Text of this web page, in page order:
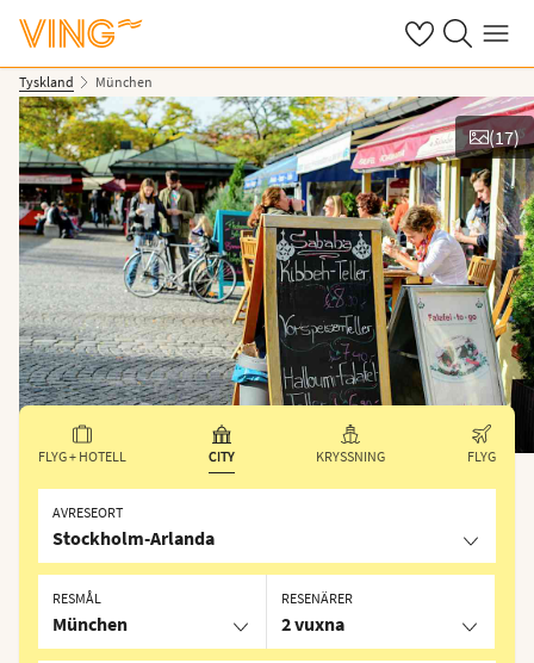
Se dinaSök på ving.se
Meny
Tyskland München
Se bilder
(17)
FLYG + HOTELL CITY KRYSSNING FLYG
AVRESEORT
Stockholm-Arlanda
RESMÅL
München
RESENÄRER
2 vuxna